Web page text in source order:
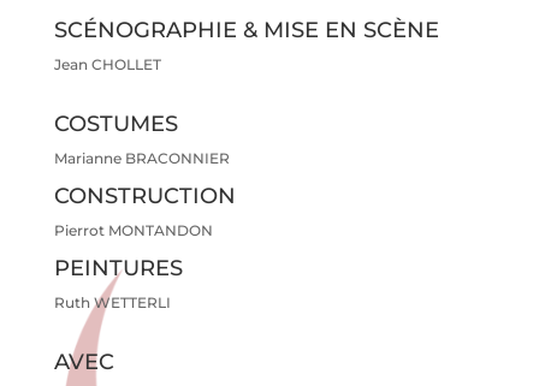
SCÉNOGRAPHIE & MISE EN SCÈNE
Jean CHOLLET
COSTUMES
Marianne BRACONNIER
CONSTRUCTION
Pierrot MONTANDON
PEINTURES
Ruth WETTERLI
AVEC